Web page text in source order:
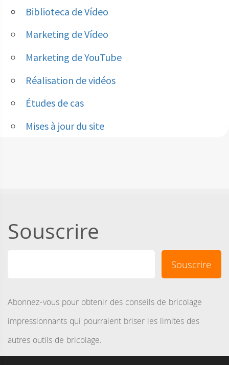
Biblioteca de Vídeo
Marketing de Vídeo
Marketing de YouTube
Réalisation de vidéos
Études de cas
Mises à jour du site
Souscrire
Abonnez-vous pour obtenir des conseils de bricolage
impressionnants qui pourraient briser les limites des
autres outils de bricolage.